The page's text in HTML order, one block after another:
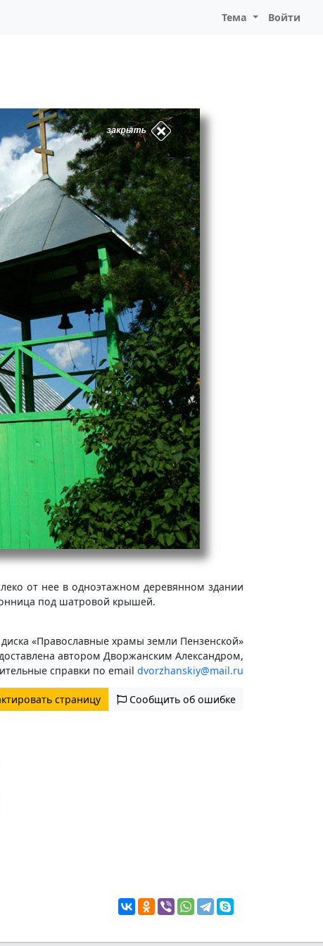
Тема Войти
от нее в одноэтажном деревянном здании
под шатровой крышей.
«Православные храмы земли Пензенской»
автором Дворжанским Александром,
справки по emaildvorzhanskiy@mail.ru
страницу Сообщить об ошибке